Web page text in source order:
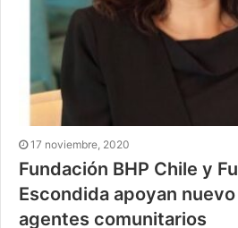
17 noviembre, 2020
Fundación BHP Chile y
Escondida apoyan
agentes comunitarios